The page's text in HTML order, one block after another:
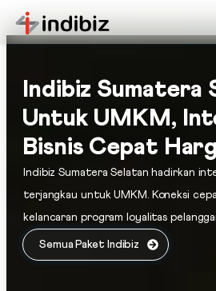
Indibiz Sumatera
Untuk UMKM,
Bisnis Cepat
Indibiz Sumatera Selatan hadirkan
terjangkau untuk UMKM. Koneksi
kelancaran program loyalitas
Semua Paket Indibiz